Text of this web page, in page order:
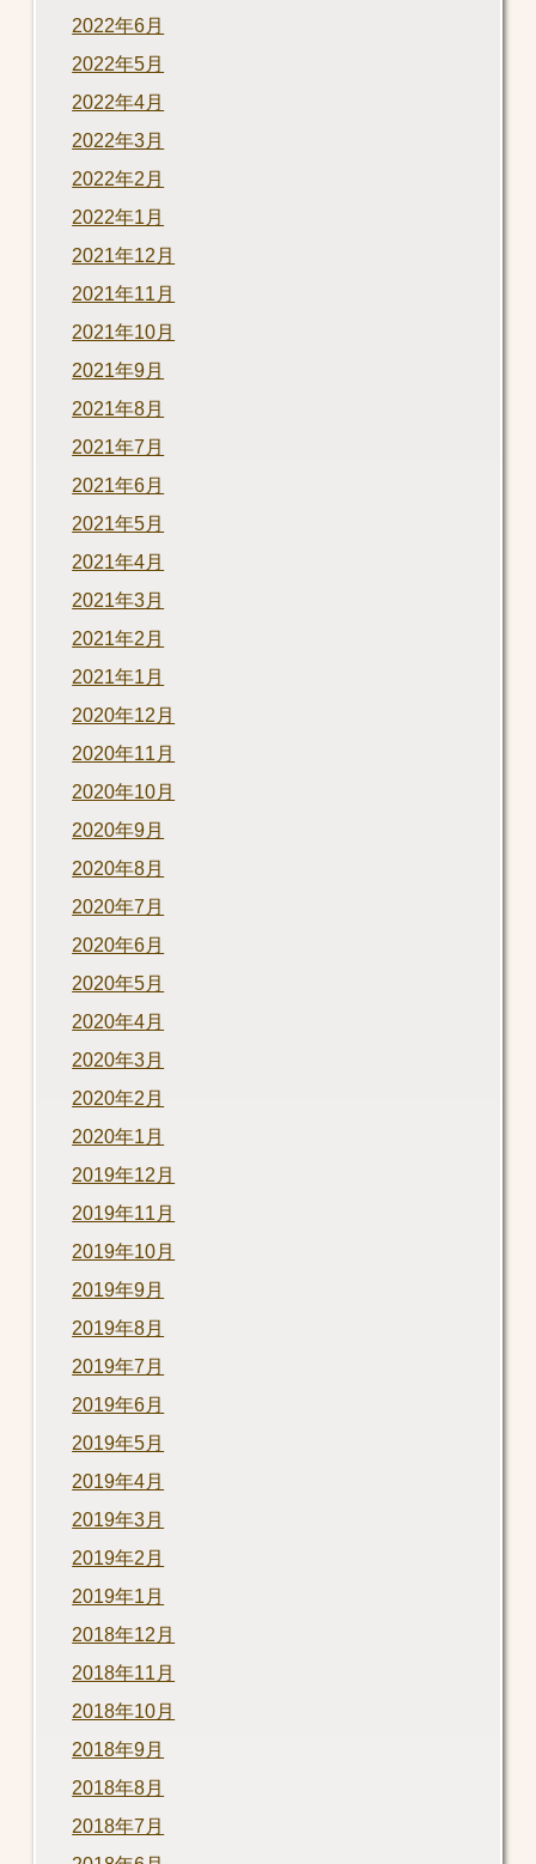
2022年6月
2022年5月
2022年4月
2022年3月
2022年2月
2022年1月
2021年12月
2021年11月
2021年10月
2021年9月
2021年8月
2021年7月
2021年6月
2021年5月
2021年4月
2021年3月
2021年2月
2021年1月
2020年12月
2020年11月
2020年10月
2020年9月
2020年8月
2020年7月
2020年6月
2020年5月
2020年4月
2020年3月
2020年2月
2020年1月
2019年12月
2019年11月
2019年10月
2019年9月
2019年8月
2019年7月
2019年6月
2019年5月
2019年4月
2019年3月
2019年2月
2019年1月
2018年12月
2018年11月
2018年10月
2018年9月
2018年8月
2018年7月